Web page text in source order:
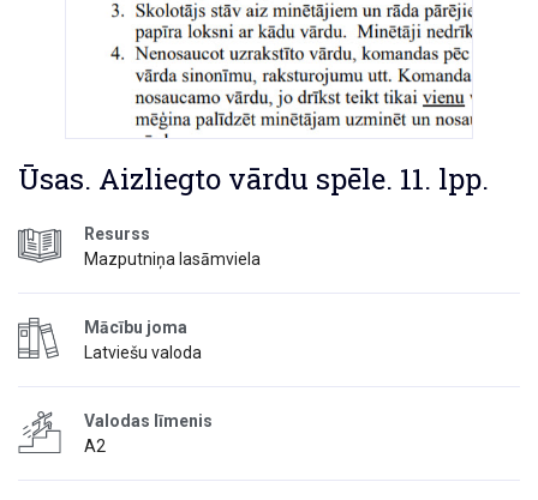
Ūsas. Aizliegto vārdu spēle. 11. lpp.
Resurss
Mazputniņa lasāmviela
Mācību joma
Latviešu valoda
Valodas līmenis
A2